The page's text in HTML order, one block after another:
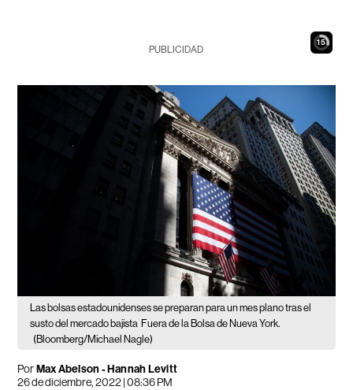
13
PUBLICIDAD
Las bolsas estadounidenses se preparan para un mes plano tras el
susto del mercado bajista Fuera de la Bolsa de Nueva York.
(Bloomberg/Michael Nagle)
PorMax Abelson - Hannah Levitt
26 de diciembre, 2022 | 08:36 PM